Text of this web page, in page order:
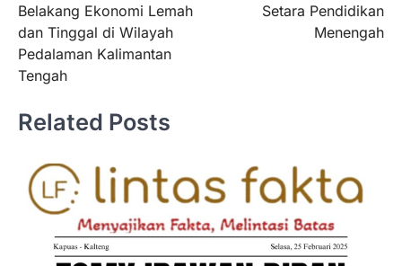
Belakang Ekonomi Lemah
dan Tinggal di Wilayah
Pedalaman Kalimantan
Tengah
Setara Pendidikan
Menengah
Related Posts